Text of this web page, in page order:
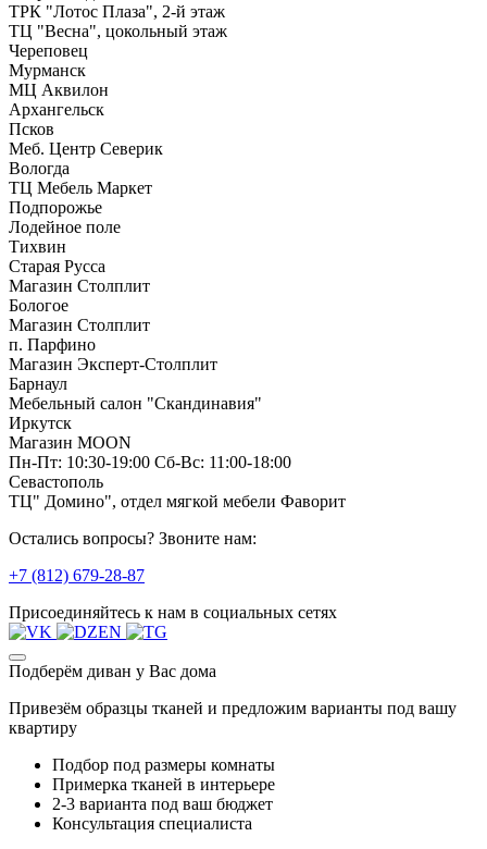
ТРК "Лотос Плаза", 2-й этаж
ТЦ "Весна", цокольный этаж
Череповец
Мурманск
МЦ Аквилон
Архангельск
Псков
Меб. Центр Северик
Вологда
ТЦ Мебель Маркет
Подпорожье
Лодейное поле
Тихвин
Старая Русса
Магазин Столплит
Бологое
Магазин Столплит
п. Парфино
Магазин Эксперт-Столплит
Барнаул
Мебельный салон "Скандинавия"
Иркутск
Магазин MOON
Пн-Пт: 10:30-19:00 Сб-Вс: 11:00-18:00
Севастополь
ТЦ" Домино", отдел мягкой мебели Фаворит
Остались вопросы? Звоните нам:
+7 (812) 679-28-87
Присоединяйтесь к нам в социальных сетях
Подберём диван у Вас дома
Привезём образцы тканей и предложим варианты под вашу
квартиру
Подбор под размеры комнаты
Примерка тканей в интерьере
2-3 варианта под ваш бюджет
Консультация специалиста